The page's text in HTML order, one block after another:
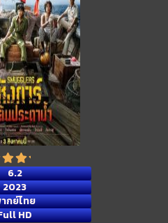
6.2
2023
กย์ไทย
HD